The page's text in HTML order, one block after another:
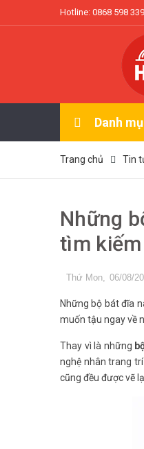
Hotline: 0868 598 339
Danh
Trang chủ Tin
Những
tìm kiếm
Thứ Mon, 06/08/
Những bộ bát đĩa
muốn tậu ngay về
Thay vì là những
nghệ nhân trang
cũng đều được vẽ